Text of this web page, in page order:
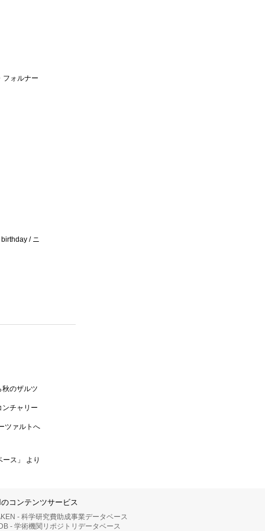
ォルナー
/ ニ
のザルツ
チャリー
ツァルトへ
ース」 より
のコンテンツサービス
- 科学研究費助成事業データベース
- 学術機関リポジトリデータベース